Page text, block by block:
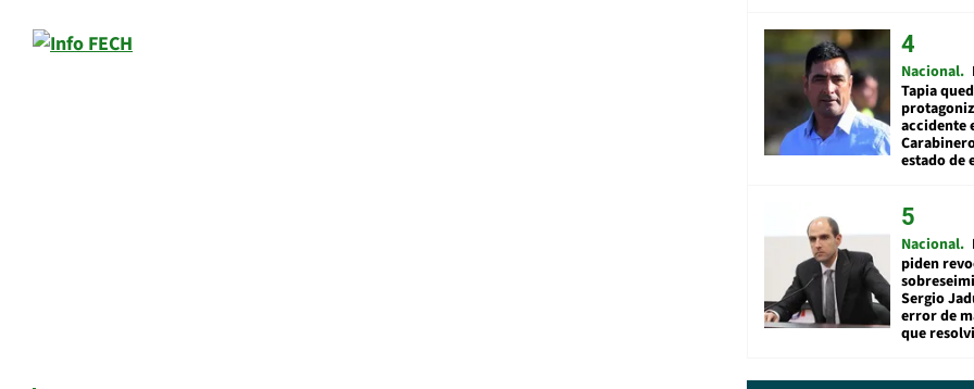
Nacional
Tapia
accidente
estado de
Nacional
piden
Sergio
error de
que